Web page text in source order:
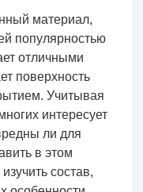
материал,
популярностью
отличными
поверхность
Учитывая
интересует
ли для
в этом
состав,